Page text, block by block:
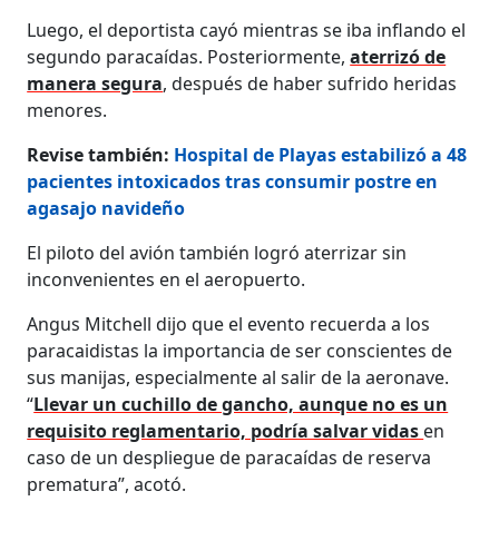
Luego, el deportista cayó mientras se iba inflando el
segundo paracaídas. Posteriormente,aterrizó de
manera segura, después de haber sufrido heridas
menores.
Revise también: Hospital de Playas estabilizó a 48
pacientes intoxicados tras consumir postre en
agasajo navideño
El piloto del avión también logró aterrizar sin
inconvenientes en el aeropuerto.
Angus Mitchell dijo que el evento recuerda a los
paracaidistas la importancia de ser conscientes de
sus manijas, especialmente al salir de la aeronave.
“Llevar un cuchillo de gancho, aunque no es un
requisito reglamentario, podría salvar vidas en
caso de un despliegue de paracaídas de reserva
prematura”, acotó.